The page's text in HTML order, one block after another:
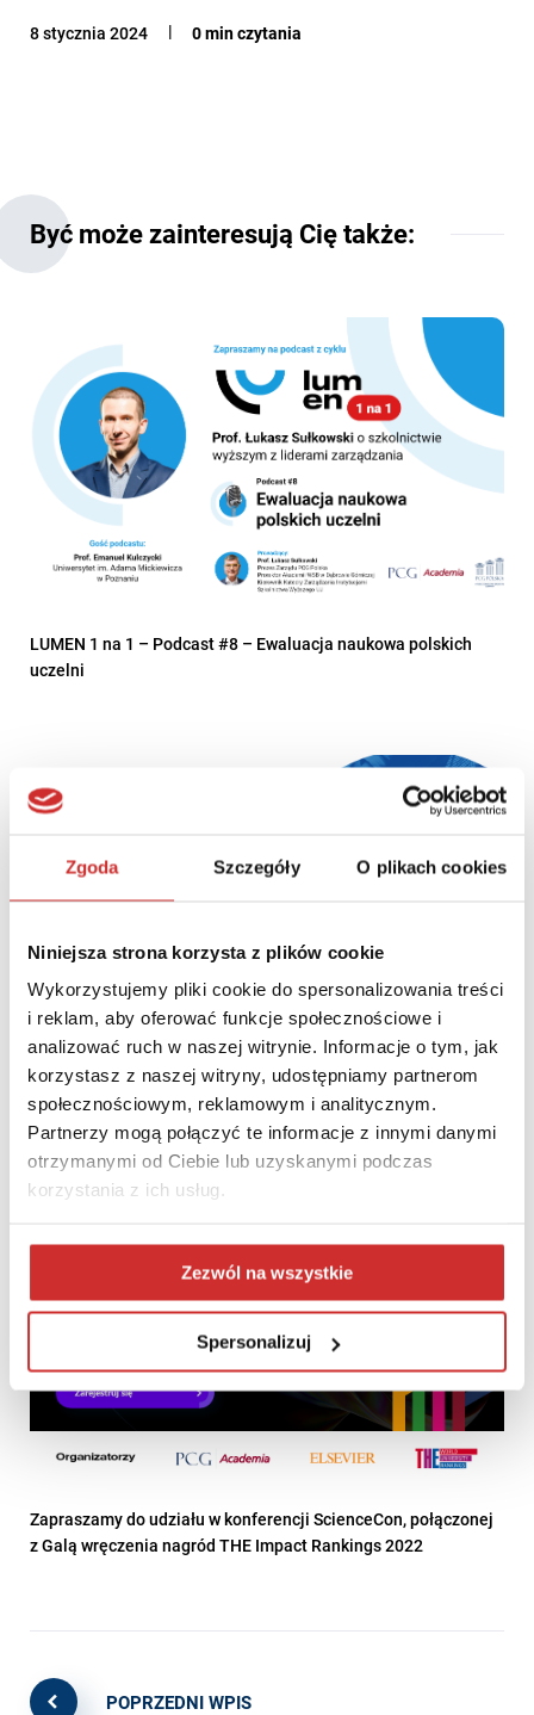
Zgoda Szczegóły O plikach cookies
Niniejsza strona korzysta z plików cookie
Wykorzystujemy pliki cookie do spersonalizowania treści
i reklam, aby oferować funkcje społecznościowe i
analizować ruch w naszej witrynie. Informacje o tym, jak
korzystasz z naszej witryny, udostępniamy partnerom
społecznościowym, reklamowym i analitycznym.
Partnerzy mogą połączyć te informacje z innymi danymi
otrzymanymi od Ciebie lub uzyskanymi podczas
korzystania z ich usług.
Zezwól na wszystkie
Spersonalizuj
8 stycznia 2024 0 min czytania
Być może zainteresują Cię także:
LUMEN 1 na 1 – Podcast #8 – Ewaluacja naukowa polskich
uczelni
Times Higher Education partnerem strategicznym konferencji
LUMEN 2021
Zapraszamy do udziału w konferencji ScienceCon, połączonej
z Galą wręczenia nagród THE Impact Rankings 2022
POPRZEDNI WPIS